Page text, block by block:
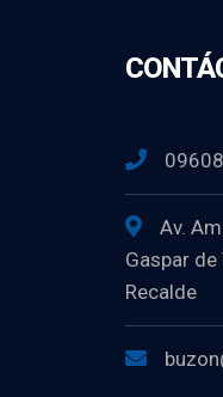
Av.
Gaspar
Recalde